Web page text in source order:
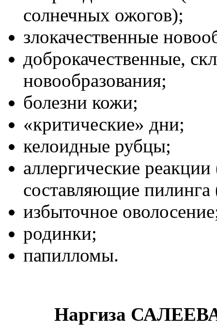
солнечных ожогов);
злокачественные
доброкачественные,
новообразования;
болезни кожи;
«критические» дни;
келоидные рубцы;
аллергические
составляющие пилинга
избыточное
родинки;
папилломы.
Наргиза